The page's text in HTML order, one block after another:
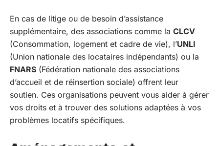
En cas de litige ou de besoin d’assistance
supplémentaire, des associations comme la CLCV
(Consommation, logement et cadre de vie), l’UNLI
(Union nationale des locataires indépendants) ou la
FNARS (Fédération nationale des associations
d’accueil et de réinsertion sociale) offrent leur
soutien. Ces organisations peuvent vous aider à gérer
vos droits et à trouver des solutions adaptées à vos
problèmes locatifs spécifiques.